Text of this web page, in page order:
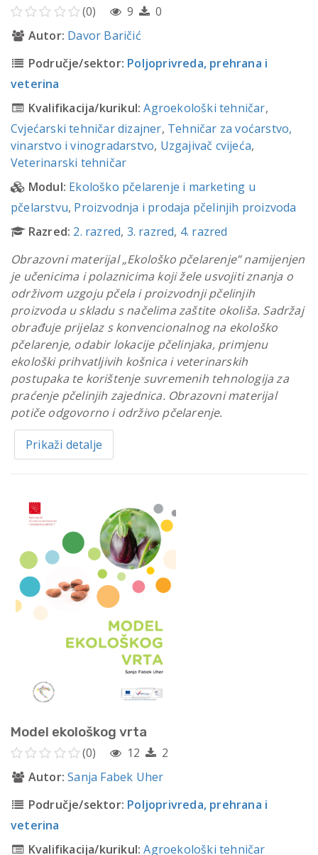
(0) 9
0
Autor: Davor Baričić
Područje/sektor: Poljoprivreda, prehrana i
veterina
Kvalifikacija/kurikul: Agroekološki tehničar,
Cvjećarski tehničar dizajner, Tehničar za voćarstvo,
vinarstvo i vinogradarstvo, Uzgajivač cvijeća,
Veterinarski tehničar
Modul: Ekološko pčelarenje i marketing u
pčelarstvu, Proizvodnja i prodaja pčelinjih proizvoda
Razred: 2. razred, 3. razred, 4. razred
Obrazovni materijal „Ekološko pčelarenje” namijenjen
je učenicima i polaznicima koji žele usvojiti znanja o
održivom uzgoju pčela i proizvodnji pčelinjih
proizvoda u skladu s načelima zaštite okoliša. Sadržaj
obrađuje prijelaz s konvencionalnog na ekološko
pčelarenje, odabir lokacije pčelinjaka, primjenu
ekološki prihvatljivih košnica i veterinarskih
postupaka te korištenje suvremenih tehnologija za
praćenje pčelinjih zajednica. Obrazovni materijal
potiče odgovorno i održivo pčelarenje.
Prikaži detalje
Model ekološkog vrta
(0) 12
2
Autor: Sanja Fabek Uher
Područje/sektor: Poljoprivreda, prehrana i
veterina
Kvalifikacija/kurikul: Agroekološki tehničar